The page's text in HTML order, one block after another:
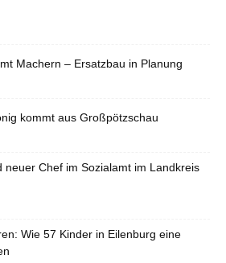
Machern – Ersatzbau in Planung
kommt aus Großpötzschau
neuer Chef im Sozialamt im Landkreis
Wie 57 Kinder in Eilenburg eine